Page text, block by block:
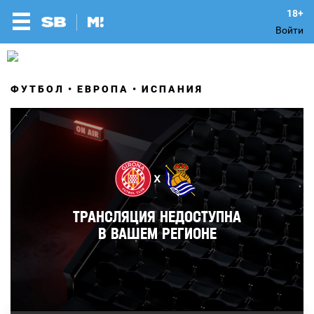
Войти
ФУТБОЛ ЕВРОПА ИСПАНИЯ